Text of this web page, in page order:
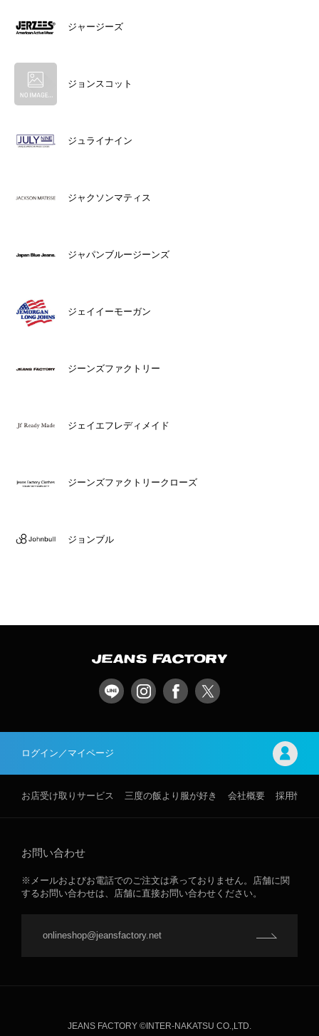
ジャージーズ
ジョンスコット
ジュライナイン
ジャクソンマティス
ジャパンブルージーンズ
ジェイイーモーガン
ジーンズファクトリー
ジェイエフレディメイド
ジーンズファクトリークローズ
ジョンブル
ログイン／マイページ
お店受け取りサービス 三度の飯より服が好き 会社概要 採用情報
お問い合わせ
※メールおよびお電話でのご注文は承っておりません。店舗に関
するお問い合わせは、店舗に直接お問い合わせください。
onlineshop@jeansfactory.net
JEANS FACTORY ©INTER-NAKATSU CO.,LTD.